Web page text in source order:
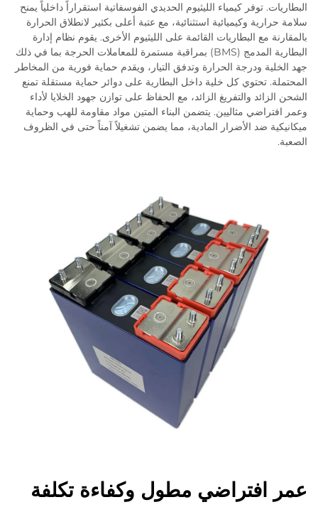
البطاريات. توفر كيمياء الليثيوم الحديدي الفوسفاتية استقراراً داخلياً يمنح
سلامة حرارية وكيميائية استثنائية، مع عتبة أعلى بكثير لانطلاق الحرارة
بالمقارنة مع البطاريات القائمة على الليثيوم الأخرى. يقوم نظام إدارة
البطارية المدمج (BMS) بمراقبة مستمرة للمعاملات الحرجة بما في ذلك
جهد الخلية ودرجة الحرارة وتدفق التيار، ويقدم حماية فورية من المخاطر
المحتملة. تحتوي كل خلية داخل البطارية على دوائر حماية مستقلة تمنع
الشحن الزائد والتفريغ الزائد، مع الحفاظ على توازن جهود الخلايا لأداء
وعمر افتراضي مثاليين. يتضمن البناء المتين مواد مقاومة للهب وحماية
ميكانيكية ضد الأضرار المادية، مما يضمن تشغيلاً آمناً حتى في الظروف
الصعبة.
عمر افتراضي مطول وكفاءة تكلفة